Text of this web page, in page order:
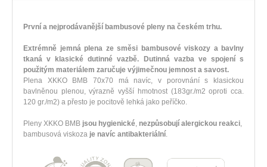
První a nejprodávanější bambusové pleny na českém trhu.
Extrémně jemná plena ze směsi bambusové viskozy a bavlny
tkaná v klasické dutinné vazbě. Dutinná vazba ve spojení s
použitým materiálem zaručuje výjimečnou jemnost a savost.
Plena XKKO BMB 70x70 má navíc, v porovnání s klasickou
bavlněnou plenou, výrazně vyšší hmotnost (183gr./m2 oproti cca.
120 gr./m2) a přesto je pocitově lehká jako peříčko.
Pleny XKKO BMB jsou hygienické, nezpůsobují alergickou reakci,
bambusová viskoza je navíc antibakteriální.